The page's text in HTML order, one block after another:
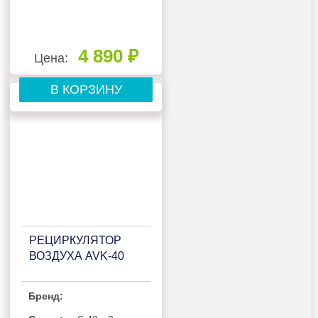
Цена: 4 890 ₽
В КОРЗИНУ
РЕЦИРКУЛЯТОР
ВОЗДУХА AVK-40
Бренд: